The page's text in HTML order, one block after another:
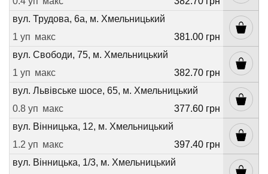
вул. Трудова, 6а, м. Хмельницький
1 уп макс
381.00 грн
вул. Свободи, 75, м. Хмельницький
1 уп макс
382.70 грн
вул. Львівське шосе, 65, м. Хмельницький
0.8 уп макс
377.60 грн
вул. Вінницька, 12, м. Хмельницький
1.2 уп макс
397.40 грн
вул. Вінницька, 1/3, м. Хмельницький